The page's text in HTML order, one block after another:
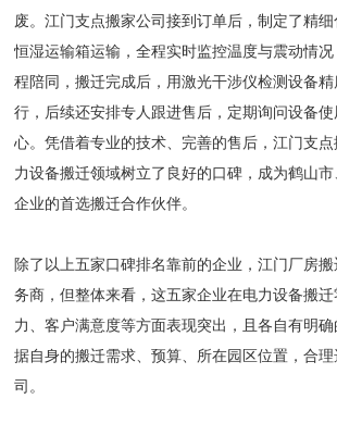
废。江门支点搬家公司接到订单后，制定了精
恒湿运输箱运输，全程实时监控温度与震动情
程陪同，搬迁完成后，用激光干涉仪检测设备
行，后续还安排专人跟进售后，定期询问设备
心。凭借着专业的技术、完善的售后，江门支
力设备搬迁领域树立了良好的口碑，成为鹤山
企业的首选搬迁合作伙伴。
除了以上五家口碑排名靠前的企业，江门厂房
务商，但整体来看，这五家企业在电力设备搬
力、客户满意度等方面表现突出，且各自有明
据自身的搬迁需求、预算、所在园区位置，合
司。